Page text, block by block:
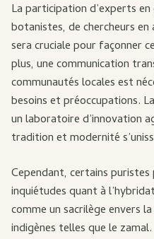
La participation d’experts
botanistes, de chercheurs
sera cruciale pour façonner
plus, une communication
communautés locales est
besoins et préoccupations.
un laboratoire d’innovation
tradition et modernité
Cependant, certains
inquiétudes quant à
comme un sacrilège envers
indigènes telles que le zamal.